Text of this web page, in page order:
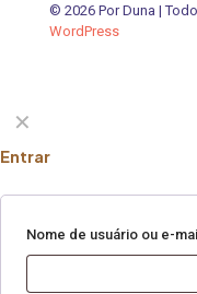
© 2026 Por Duna |
WordPress
✕
Entrar
Nome de usuário ou e-mail